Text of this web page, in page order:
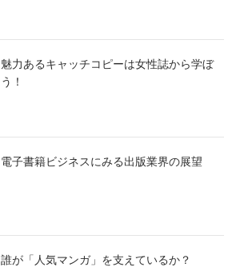
魅力あるキャッチコピーは女性誌から学ぼ
う！
電子書籍ビジネスにみる出版業界の展望
誰が「人気マンガ」を支えているか？